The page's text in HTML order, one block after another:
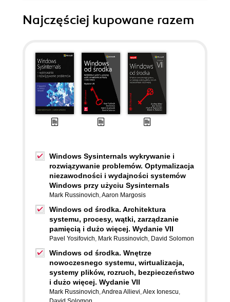
Najczęściej kupowane razem
Windows Sysinternals wykrywanie i
rozwiązywanie problemów. Optymalizacja
niezawodności i wydajności systemów
Windows przy użyciu Sysinternals
Mark Russinovich,Aaron Margosis
Windows od środka. Architektura
systemu, procesy, wątki, zarządzanie
pamięcią i dużo więcej. Wydanie VII
Pavel Yosifovich, Mark Russinovich, David Solomon
Windows od środka. Wnętrze
nowoczesnego systemu, wirtualizacja,
systemy plików, rozruch, bezpieczeństwo
i dużo więcej. Wydanie VII
Mark Russinovich,Andrea Allievi,Alex Ionescu,